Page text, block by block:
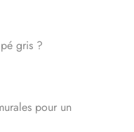
gris ?
pour un